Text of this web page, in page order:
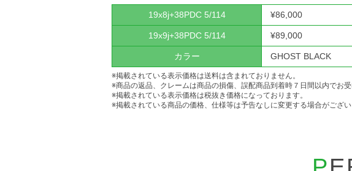
19x8j+38PDC 5/114 ¥86,000
19x9j+38PDC 5/114 ¥89,000
カラー GHOST BLACK
※掲載されている表示価格は送料は含まれておりません。
※商品の返品、クレームは商品の損傷、誤配商品到着時７日間以内でお受
※掲載されている表示価格は税抜き価格になっております。
※掲載されている商品の価格、仕様等は予告なしに変更する場合がござい